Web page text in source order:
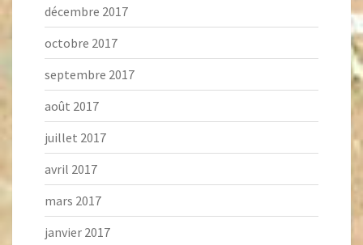
décembre 2017
octobre 2017
septembre 2017
août 2017
juillet 2017
avril 2017
mars 2017
janvier 2017